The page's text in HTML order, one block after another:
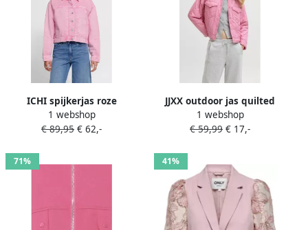
ICHI spijkerjas roze
1 webshop
€ 89,95 € 62,-
JJXX outdoor jas quilted
roze
1 webshop
€ 59,99 € 17,-
71% 41%